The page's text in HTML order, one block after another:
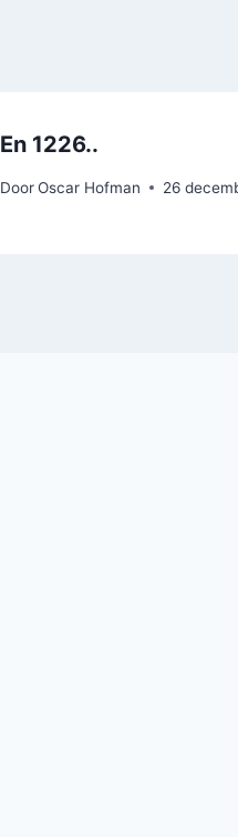
En 1226..
DoorOscar Hofman 26